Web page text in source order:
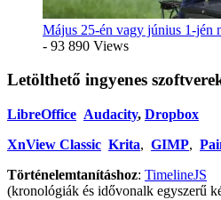
Május 25-én vagy június 1-jén
- 93 890 Views
Letölthető ingyenes
LibreOffice Audacity, Dropbox
XnView Classic Krita, GIMP,
Történelemtanításhoz: TimelineJS
(kronológiák és idővonalk egyszerű